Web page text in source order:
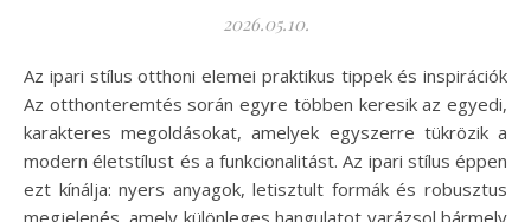
2026.05.10.
Az ipari stílus otthoni elemei praktikus tippek és inspirációk
Az otthonteremtés során egyre többen keresik az egyedi,
karakteres megoldásokat, amelyek egyszerre tükrözik a
modern életstílust és a funkcionalitást. Az ipari stílus éppen
ezt kínálja: nyers anyagok, letisztult formák és robusztus